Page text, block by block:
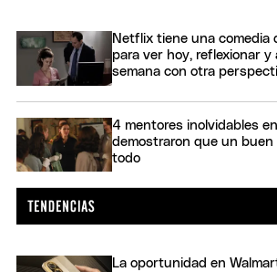
Netflix tiene una comedia
para ver hoy, reflexionar y
semana con otra
4 mentores inolvidables
demostraron que un buen
todo
La oportunidad en